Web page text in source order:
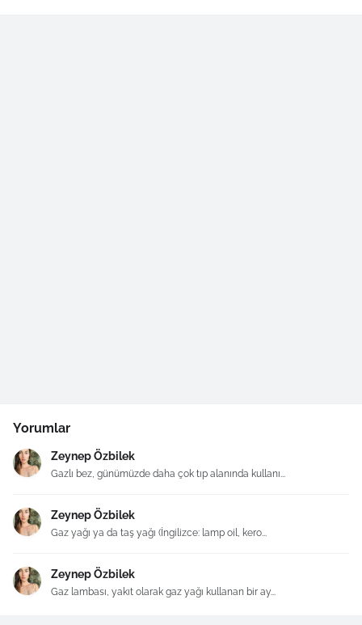
Yorumlar
Zeynep Özbilek
Gazlı bez, günümüzde daha çok tıp alanında kullanı...
Zeynep Özbilek
Gaz yağı ya da taş yağı (İngilizce: lamp oil, kero...
Zeynep Özbilek
Gaz lambası, yakıt olarak gaz yağı kullanan bir ay...